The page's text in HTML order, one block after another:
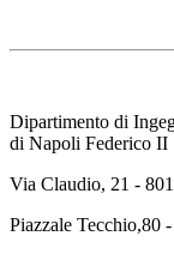
Dipartimento di
di Napoli Federico II
Via Claudio, 21 -
Piazzale Tecchio,80